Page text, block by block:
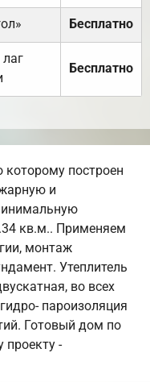
Бесплатно
Бесплатно
которому построен
и
кв.м.. Применяем
монтаж
Утеплитель
во всех
пароизоляция
Готовый дом по
проекту -